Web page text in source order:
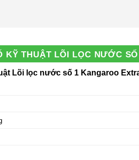
KỸ THUẬT LÕI LỌC NƯỚC
Lõi lọc nước số 1 Kangaroo